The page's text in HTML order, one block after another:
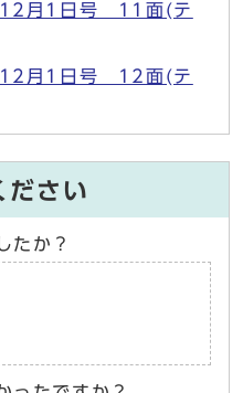
月1日号 11面(テ
月1日号 12面(テ
ださい
たか？